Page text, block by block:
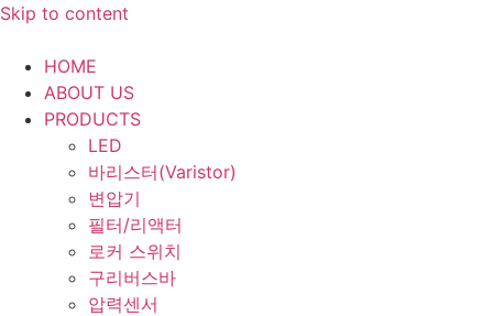
Skip to content
HOME
ABOUT US
PRODUCTS
LED
바리스터(Varistor)
변압기
필터/리액터
로커 스위치
구리버스바
압력센서